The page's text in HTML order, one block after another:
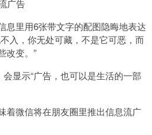
息里用6张带文字的配图隐晦地表达
入，你无处可藏，不是它可恶，而
改变。”
会显示“广告，也可以是生活的一部
着微信将在朋友圈里推出信息流广